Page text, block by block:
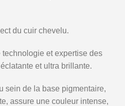
du cuir chevelu.
et expertise des
et ultra brillante.
sein de la base pigmentaire,
assure une couleur intense,